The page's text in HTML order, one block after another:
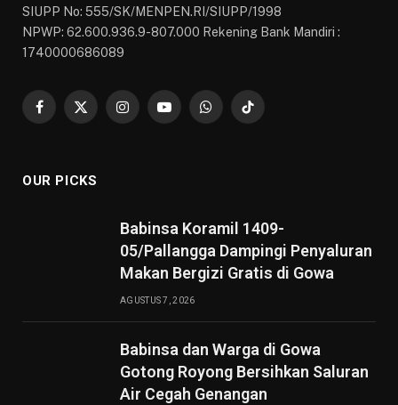
SIUPP No: 555/SK/MENPEN.RI/SIUPP/1998
NPWP: 62.600.936.9-807.000 Rekening Bank Mandiri :
1740000686089
Facebook
X
InstagramYouTubeWhatsAppTikTok
OUR PICKS
Babinsa Koramil 1409-
05/Pallangga Dampingi Penyaluran
Makan Bergizi Gratis di Gowa
AGUSTUS 7, 2026
Babinsa dan Warga di Gowa
Gotong Royong Bersihkan Saluran
Air Cegah Genangan